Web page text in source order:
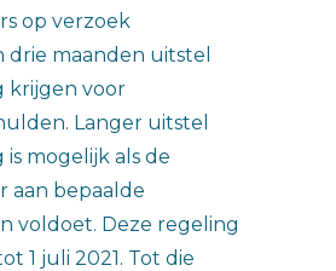
op verzoek
drie maanden uitstel
krijgen voor
Langer uitstel
mogelijk als de
aan bepaalde
voldoet. Deze regeling
1 juli 2021. Tot die